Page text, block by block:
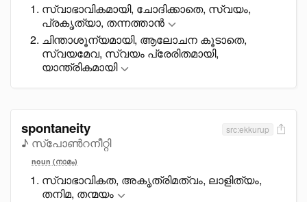
സ്വാഭാവികമായി, ചോദിക്കാതെ, സ്വയം,
പ്രകൃത്യാ, തന്നത്താൻ
ചിന്താശൂന്യമായി, ആലോചന കൂടാതെ,
സ്വയമേവ, സ്വയം പ്രേരിതമായി,
യാന്ത്രികമായി
spontaneity
♪ സ്പോൺറനീറ്റി
src:ekkurup
noun (നാമം)
സ്വാഭാവികത, അകൃത്രിമത്വം, ലാളിത്യം,
തനിമ, തന്മയം